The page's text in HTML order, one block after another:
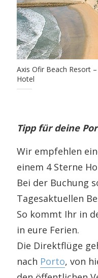
Axis Ofir Beach Resort
Hotel
Tipp für deine
Wir empfehlen
einem 4 Sterne
Bei der Buchung
Tagesaktuellen
So kommt Ihr in
in eure Ferien.
Die Direktflüge
nach Porto, von